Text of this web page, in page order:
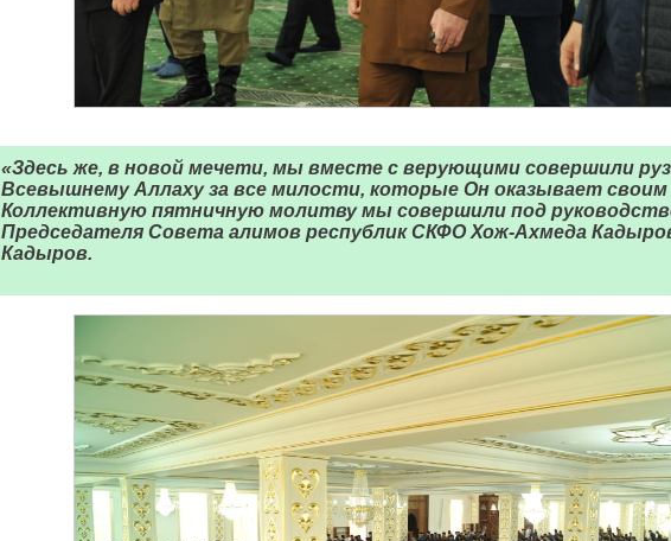
«Здесь же, в новой мечети, мы вместе с верующими совершили
Всевышнему Аллаху за все милости, которые Он оказывает своим
Коллективную пятничную молитву мы совершили под
Председателя Совета алимов республик СКФО Хож-Ахмеда
Кадыров.